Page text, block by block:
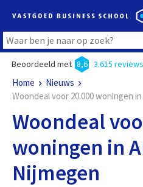
Beoordeeld met 8,6 3.615 reviews
Home
Nieuws
Woondeal voor 20.000 woningen
Woondeal
woningen in
Nijmegen